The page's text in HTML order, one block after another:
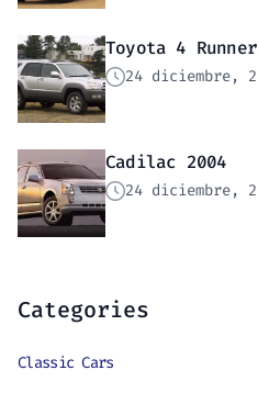
Toyota 4
24 diciembre,
Cadilac 2004
24 diciembre,
Categories
Classic Cars